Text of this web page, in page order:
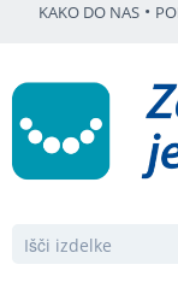
KAKO DO NAS •